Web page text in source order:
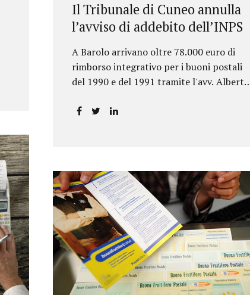
Il Tribunale di Cuneo annulla
l’avviso di addebito dell’INPS
A Barolo arrivano oltre 78.000 euro di
rimborso integrativo per i buoni postali
del 1990 e del 1991 tramite l'avv. Alberto